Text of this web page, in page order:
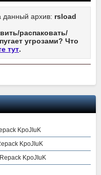
данный архив: rsload
распаковать/
угрозами? Что
тут.
KpoJIuK
KpoJIuK
KpoJIuK